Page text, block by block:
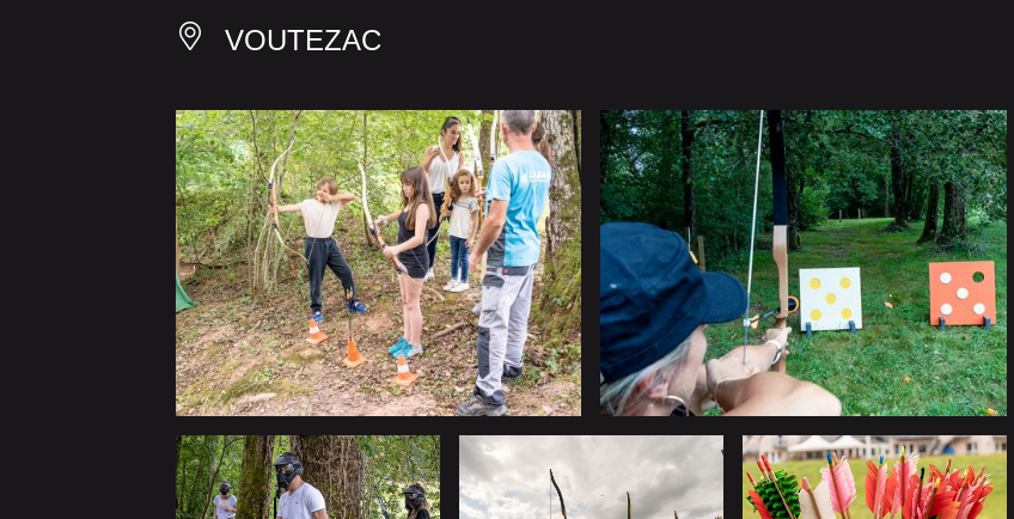
VOUTEZAC